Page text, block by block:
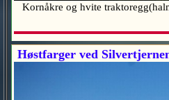
Kornåkre og hvite
Høstfarger ved